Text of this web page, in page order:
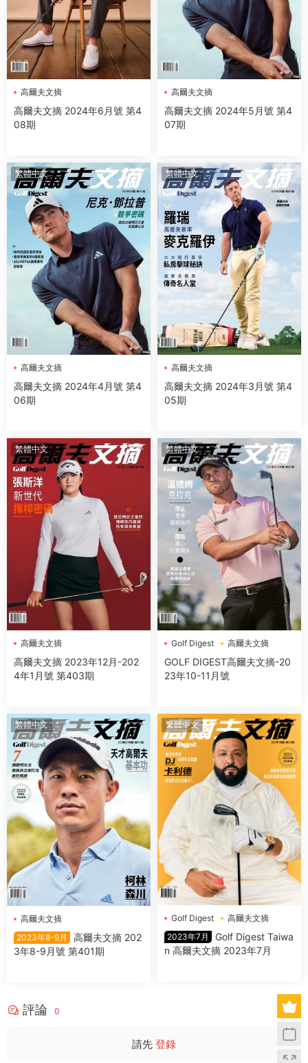
高爾夫文摘
高爾夫文摘 2024年6月號 第4
08期
高爾夫文摘
高爾夫文摘 2024年5月號 第4
07期
繁體中文
高爾夫文摘
高爾夫文摘 2024年4月號 第4
06期
繁體中文
高爾夫文摘
高爾夫文摘 2024年3月號 第4
05期
繁體中文
高爾夫文摘
高爾夫文摘 2023年12月-202
4年1月號 第403期
繁體中文
Golf Digest 高爾夫文摘
GOLF DIGEST高爾夫文摘-20
23年10-11月號
繁體中文
高爾夫文摘
2023年8-9月
高爾夫文摘 202
3年8-9月號 第401期
繁體中文
Golf Digest
高爾夫文摘
2023年7月
Golf Digest Taiwa
n 高爾夫文摘 2023年7月
評論 0
請先 登錄